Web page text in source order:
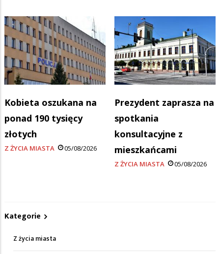
Kobieta oszukana na
ponad 190 tysięcy
złotych
Z ŻYCIA MIASTA 05/08/2026
Prezydent zaprasza na
spotkania
konsultacyjne z
mieszkańcami
Z ŻYCIA MIASTA 05/08/2026
Kategorie
Z życia miasta